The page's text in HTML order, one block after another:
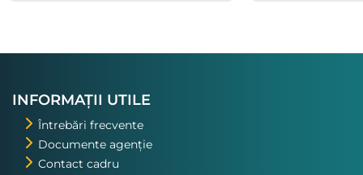
excursiile pe care o voi repeta!
INFORMAȚII UTILE
Întrebări frecvente
Documente agenție
Contact cadru